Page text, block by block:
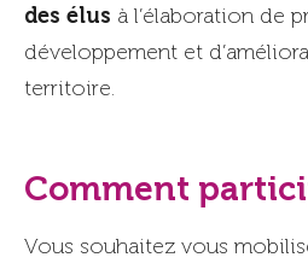
des élus à l’élaboration de
développement et
territoire.
Comment
Vous souhaitez vous